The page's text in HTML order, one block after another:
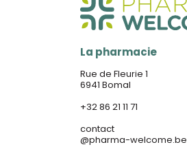
La pharmacie
Rue de Fleurie 1
6941 Bomal
+32 86 21 11 71
contact
@pharma-welcome.be